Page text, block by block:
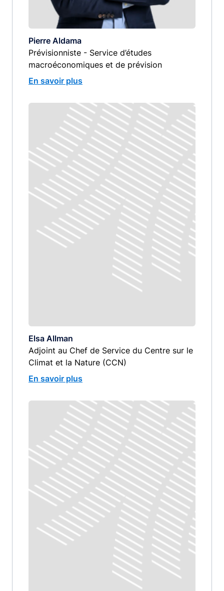
Pierre Aldama
Prévisionniste - Service d’études
macroéconomiques et de prévision
En savoir plus
image
Elsa Allman
Adjoint au Chef de Service du Centre sur le
Climat et la Nature (CCN)
En savoir plus
image